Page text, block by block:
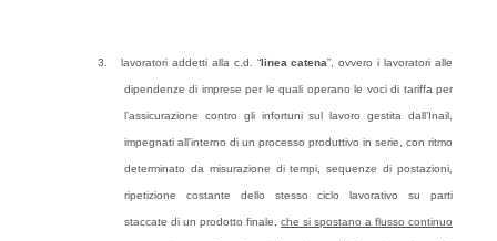
3. lavoratori addetti alla c.d. “linea catena”, ovvero i lavoratori alle
dipendenze di imprese per le quali operano le voci di tariffa per
l’assicurazione contro gli infortuni sul lavoro gestita dall’Inail,
impegnati all'interno di un processo produttivo in serie, con ritmo
determinato da misurazione di tempi, sequenze di postazioni,
ripetizione costante dello stesso ciclo lavorativo su parti
staccate di un prodotto finale, che si spostano a flusso continuo